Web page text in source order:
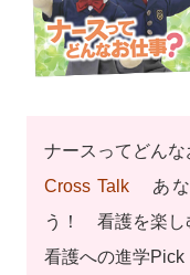
ナースってどんな
Cross Talk あな
う！ 看護を楽し
看護への進学